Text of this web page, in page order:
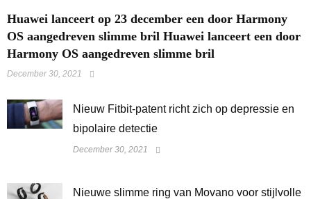
Huawei lanceert op 23 december een door Harmony
OS aangedreven slimme bril Huawei lanceert een door
Harmony OS aangedreven slimme bril
December 30, 2021
​Nieuw Fitbit-patent richt zich op depressie en
bipolaire detectie
December 30, 2021
Nieuwe slimme ring van Movano voor stijlvolle